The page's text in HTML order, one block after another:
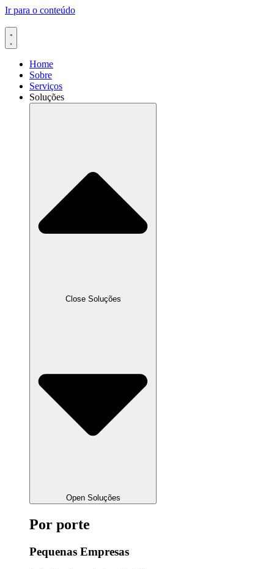
Ir para o conteúdo
Home
Sobre
Serviços
Soluções
Close Soluções
Open Soluções
Por porte
Pequenas Empresas